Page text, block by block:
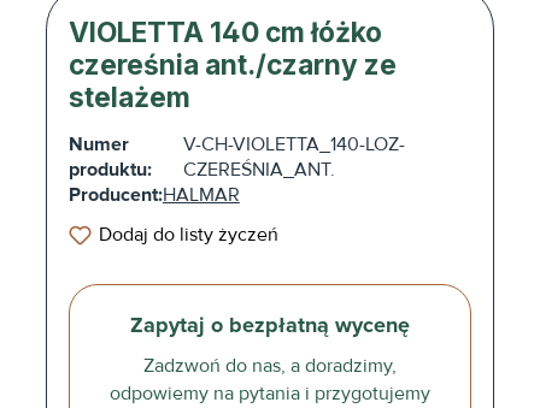
VIOLETTA 140 cm łóżko
czereśnia ant./czarny ze
stelażem
Numer
produktu:
V-CH-VIOLETTA_140-LOZ-
CZEREŚNIA_ANT.
Producent:HALMAR
Dodaj do listy życzeń
Zapytaj o bezpłatną wycenę
Zadzwoń do nas, a doradzimy,
odpowiemy na pytania i przygotujemy